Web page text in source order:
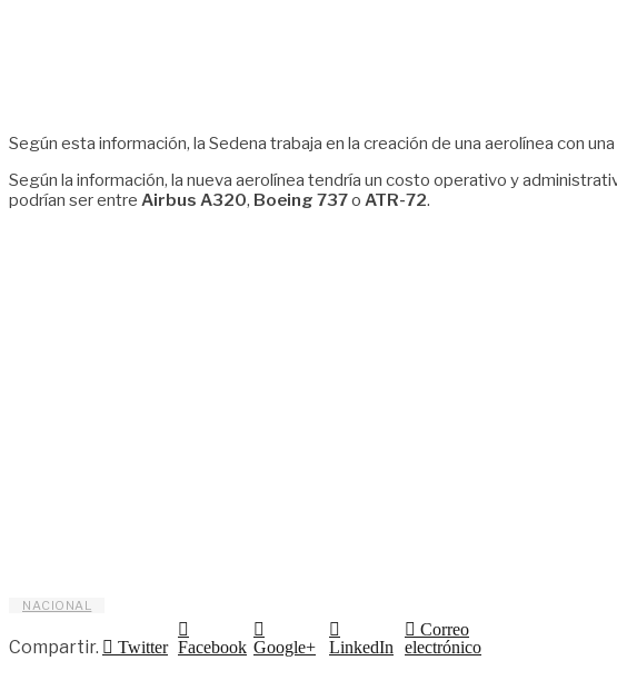
Según esta información, la Sedena trabaja en la creación de una aerolínea con
Según la información, la nueva aerolínea tendría un costo operativo y
podrían ser entre Airbus A320, Boeing 737o ATR-72.
NACIONAL
Compartir. Twitter Facebook Google+ LinkedIn
Correo
electrónico